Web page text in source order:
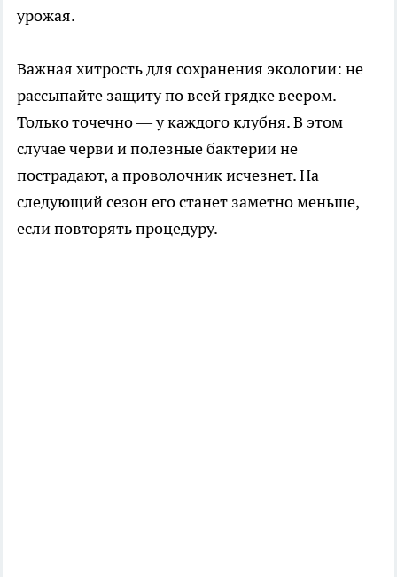
урожая.
Важная хитрость для сохранения экологии: не
рассыпайте защиту по всей грядке веером.
Только точечно — у каждого клубня. В этом
случае черви и полезные бактерии не
пострадают, а проволочник исчезнет. На
следующий сезон его станет заметно меньше,
если повторять процедуру.